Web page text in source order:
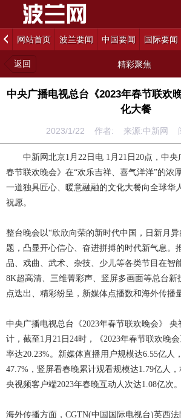
网站首页 波兰要闻 中国要闻 国际要闻
返回 精彩聚焦
中央广播电视总台《2023年春节联欢
化大餐
2023/1/22 作者: 来源:中新网
中新网北京1月22日电 1月21日20点，中央
春节联欢晚会》在“欢乐吉祥、喜气洋洋”的浓
一道独具匠心、暖意融融的文化大餐向全球华
祝愿。
整台晚会以“欣欣向荣的新时代中国，日新月
题，凸显开心信心、奋进拼搏的时代新气息。
品、戏曲、武术、杂技、少儿等各类节目在智
8K超高清、三维菁彩声、竖屏多画面等总台新
点迭出、精彩纷呈，新媒体点播数和海外传播
中央广播电视总台《2023年春节联欢晚会》
计，截至1月21日24时，《2023年春节联欢晚
率达20.23%。新媒体直播用户规模达6.55亿人
47.7%，竖屏看春晚累计观看规模达1.79亿人，
央视频客户端2023年春晚互动人次达1.08亿
海外传播方面，CGTN(中国国际电视台)英西